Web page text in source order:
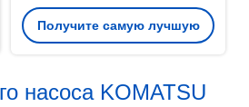
разделяет Hpv091 HPV102
HPV116 HPV125B
Получите самую лучшую
насоса KOMATSU